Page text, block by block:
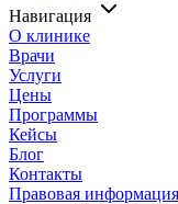
Навигация
О клинике
Врачи
Услуги
Цены
Программы
Кейсы
Блог
Контакты
Правовая информация